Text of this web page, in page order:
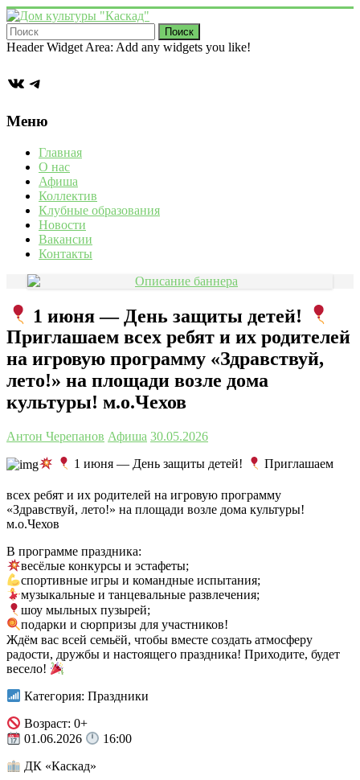
Перейти
к
содержимому
Дом
"Каскад"
Учреждение
культуры
деревне
Васькино
городского
округа
Чехов
Header Widget Area: Add any widgets you like!
ВКонтакте
Telegram
Меню
Главная
О нас
Афиша
Коллектив
Клубные образования
Новости
Вакансии
Контакты
1 июня — День защиты детей!
Приглашаем всех ребят и их родителей
на игровую программу «Здравствуй,
лето!» на площади возле дома
культуры! м.о.Чехов
Антон Черепанов Афиша 30.05.2026
1 июня — День защиты детей! Приглашаем
всех ребят и их родителей на игровую программу
«Здравствуй, лето!» на площади возле дома культуры!
м.о.Чехов
В программе праздника:
весёлые конкурсы и эстафеты;
спортивные игры и командные испытания;
музыкальные и танцевальные развлечения;
шоу мыльных пузырей;
подарки и сюрпризы для участников!
Ждём вас всей семьёй, чтобы вместе создать атмосферу
радости, дружбы и настоящего праздника! Приходите, будет
весело!
Категория: Праздники
Возраст: 0+
01.06.2026
16:00
ДК «Каскад»